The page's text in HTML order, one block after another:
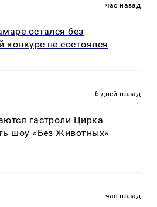
час назад
остался без
конкурс не состоялся
6 дней назад
гастроли Цирка
шоу «Без Животных»
час назад